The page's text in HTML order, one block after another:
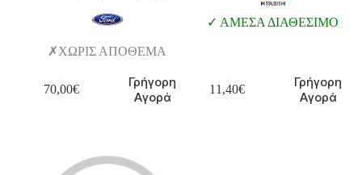
ΧΩΡΙΣ ΑΠΟΘΕΜΑ
70,00€
Γρήγορη
Αγορά
ΑΜΕΣΑ ΔΙΑΘΕΣΙΜΟ
11,40€
Γρήγορη
Αγορά